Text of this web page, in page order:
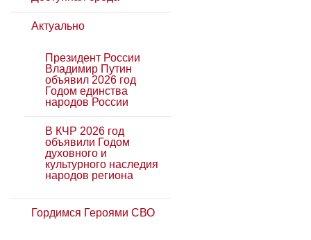
Актуально
Президент России
Владимир Путин
объявил 2026 год
Годом единства
народов России
В КЧР 2026 год
объявили Годом
духовного и
культурного наследия
народов региона
Гордимся Героями СВО